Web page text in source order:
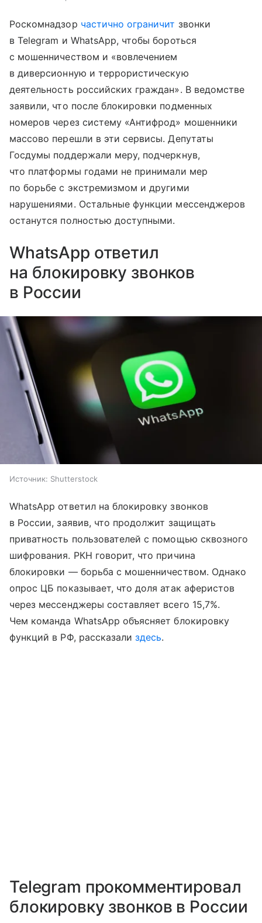
Роскомнадзор частично ограничит звонки
в Telegram и WhatsApp, чтобы бороться
с мошенничеством и «вовлечением
в диверсионную и террористическую
деятельность российских граждан». В ведомстве
заявили, что после блокировки подменных
номеров через систему «Антифрод» мошенники
массово перешли в эти сервисы. Депутаты
Госдумы поддержали меру, подчеркнув,
что платформы годами не принимали мер
по борьбе с экстремизмом и другими
нарушениями. Остальные функции мессенджеров
останутся полностью доступными.
WhatsApp ответил
на блокировку звонков
в России
Источник: Shutterstock
WhatsApp ответил на блокировку звонков
в России, заявив, что продолжит защищать
приватность пользователей с помощью сквозного
шифрования. РКН говорит, что причина
блокировки — борьба с мошенничеством. Однако
опрос ЦБ показывает, что доля атак аферистов
через мессенджеры составляет всего 15,7%.
Чем команда WhatsApp объясняет блокировку
функций в РФ, рассказализдесь.
Telegram прокомментировал
блокировку звонков в России